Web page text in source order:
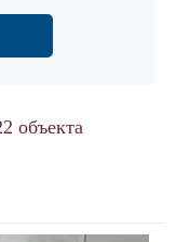
объекта